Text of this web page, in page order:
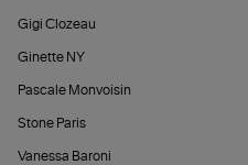
Gigi Clozeau
Ginette NY
Pascale Monvoisin
Stone Paris
Vanessa Baroni